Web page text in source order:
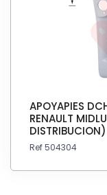
APOYAPIES
RENAULT
Ref 504304